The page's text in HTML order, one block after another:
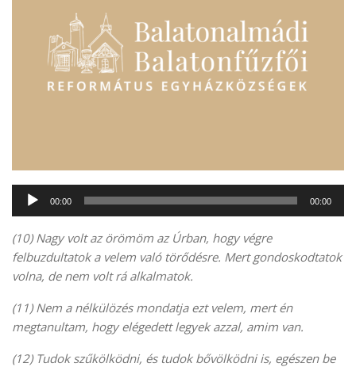
Audió
00:00 00:00
(10) Nagy volt az örömöm az Úrban, hogy végre
felbuzdultatok a velem való törődésre. Mert gondoskodtatok
volna, de nem volt rá alkalmatok.
(11) Nem a nélkülözés mondatja ezt velem, mert én
megtanultam, hogy elégedett legyek azzal, amim van.
(12) Tudok szűkölködni, és tudok bővölködni is, egészen be